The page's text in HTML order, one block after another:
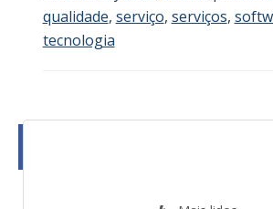
qualidade, serviço, serviços,
tecnologia